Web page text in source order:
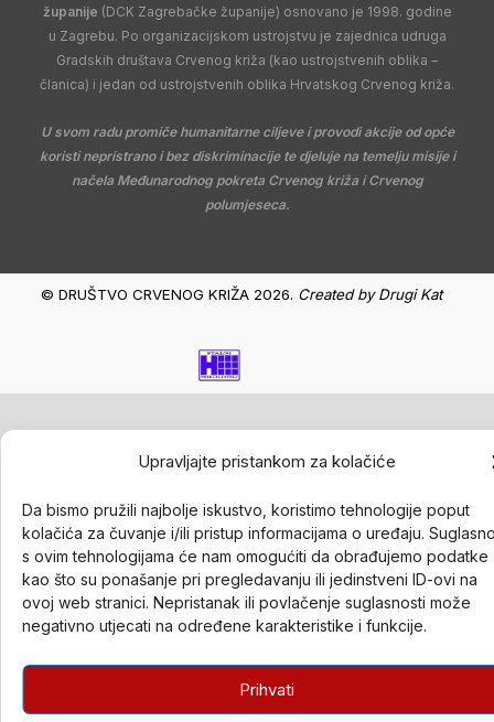
Upravljajte pristankom za kolačiće
Da bismo pružili najbolje iskustvo, koristimo tehnologije poput
kolačića za čuvanje i/ili pristup informacijama o uređaju.
s ovim tehnologijama će nam omogućiti da obrađujemo podatke
kao što su ponašanje pri pregledavanju ili jedinstveni ID-ovi na
ovoj web stranici. Nepristanak ili povlačenje suglasnosti može
negativno utjecati na određene karakteristike i funkcije.
Prihvati
županije (DCK Zagrebačke županije) osnovano je 1998. godine
u Zagrebu. Po organizacijskom ustrojstvu je zajednica udruga
Gradskih društava Crvenog križa (kao ustrojstvenih oblika –
članica) i jedan od ustrojstvenih oblika Hrvatskog Crvenog križa.
U svom radu promiče humanitarne ciljeve i provodi akcije od opće
koristi nepristrano i bez diskriminacije te djeluje na temelju misije i
načela Međunarodnog pokreta Crvenog križa i Crvenog
polumjeseca.
© DRUŠTVO CRVENOG KRIŽA 2026. Created byDrugi Kat